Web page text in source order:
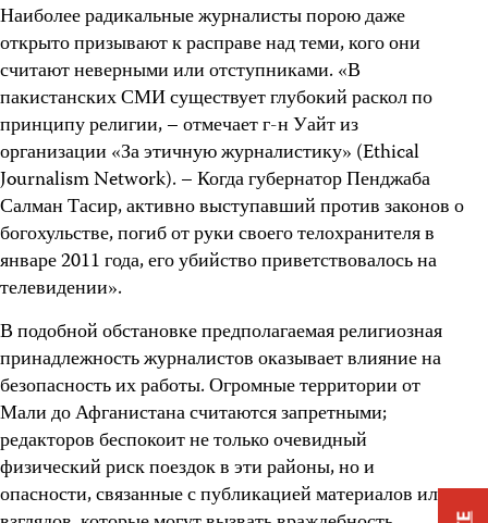
Наиболее радикальные журналисты порою даже
открыто призывают к расправе над теми, кого они
считают неверными или отступниками. «В
пакистанских СМИ существует глубокий раскол по
принципу религии, – отмечает г-н Уайт из
организации «За этичную журналистику» (Ethical
Journalism Network). – Когда губернатор Пенджаба
Салман Тасир, активно выступавший против законов о
богохульстве, погиб от руки своего телохранителя в
январе 2011 года, его убийство приветствовалось на
телевидении».
В подобной обстановке предполагаемая религиозная
принадлежность журналистов оказывает влияние на
безопасность их работы. Огромные территории от
Мали до Афганистана считаются запретными;
редакторов беспокоит не только очевидный
физический риск поездок в эти районы, но и
опасности, связанные с публикацией материалов или